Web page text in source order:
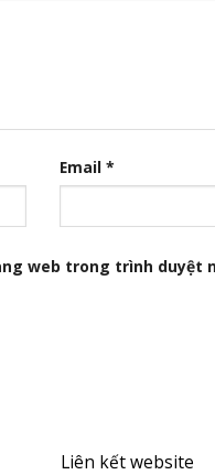
Email *
web trong trình duyệt
Liên kết website